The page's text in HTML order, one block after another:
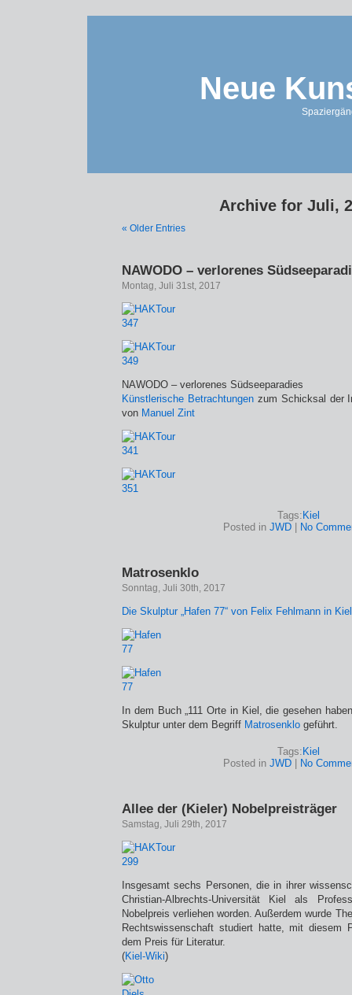
Neue
Archive for Juli,
« Older Entries
NAWODO – verlorenes
Montag, Juli 31st, 2017
NAWODO – verlorenes Südseeparadies
Künstlerische Betrachtungenzum Schicksal der
von Manuel Zint
Tags: Kiel
Posted in JWD No
Matrosenklo
Sonntag, Juli 30th, 2017
Die Skulptur „Hafen 77“ von Felix Fehlmann in Kiel
In dem Buch „111 Orte in Kiel, die gesehen
Skulptur unter dem Begriff Matrosenklo geführt.
Tags: Kiel
Posted in JWD No
Allee der (Kieler) Nobelpreisträger
Samstag, Juli 29th, 2017
Insgesamt sechs Personen, die in ihrer
Christian-Albrechts-Universität Kiel als
Nobelpreis verliehen worden. Außerdem wurde
Rechtswissenschaft studiert hatte, mit diesem
dem Preis für Literatur.
(Kiel-Wiki)